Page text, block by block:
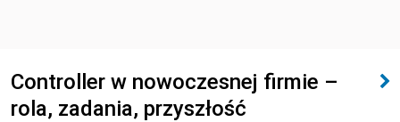
Controller w nowoczesnej firmie –
rola, zadania, przyszłość